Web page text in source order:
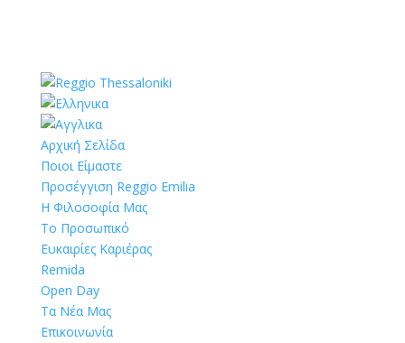
Αρχική Σελίδα
Ποιοι Είμαστε
Προσέγγιση Reggio Emilia
Η Φιλοσοφία Μας
Το Προσωπικό
Ευκαιρίες Καριέρας
Remida
Open Day
Τα Νέα Μας
Επικοινωνία